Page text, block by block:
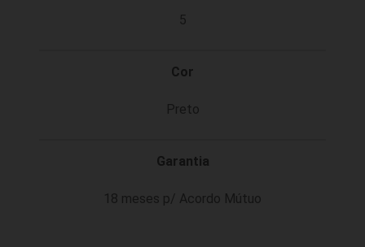
5
Cor
Preto
Garantia
18 meses p/ Acordo Mútuo